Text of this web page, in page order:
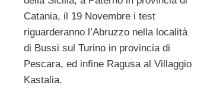
Catania, il 19 Novembre i test
riguarderanno l’Abruzzo nella località
di Bussi sul Turino in provincia di
Pescara, ed infine Ragusa al Villaggio
Kastalia.